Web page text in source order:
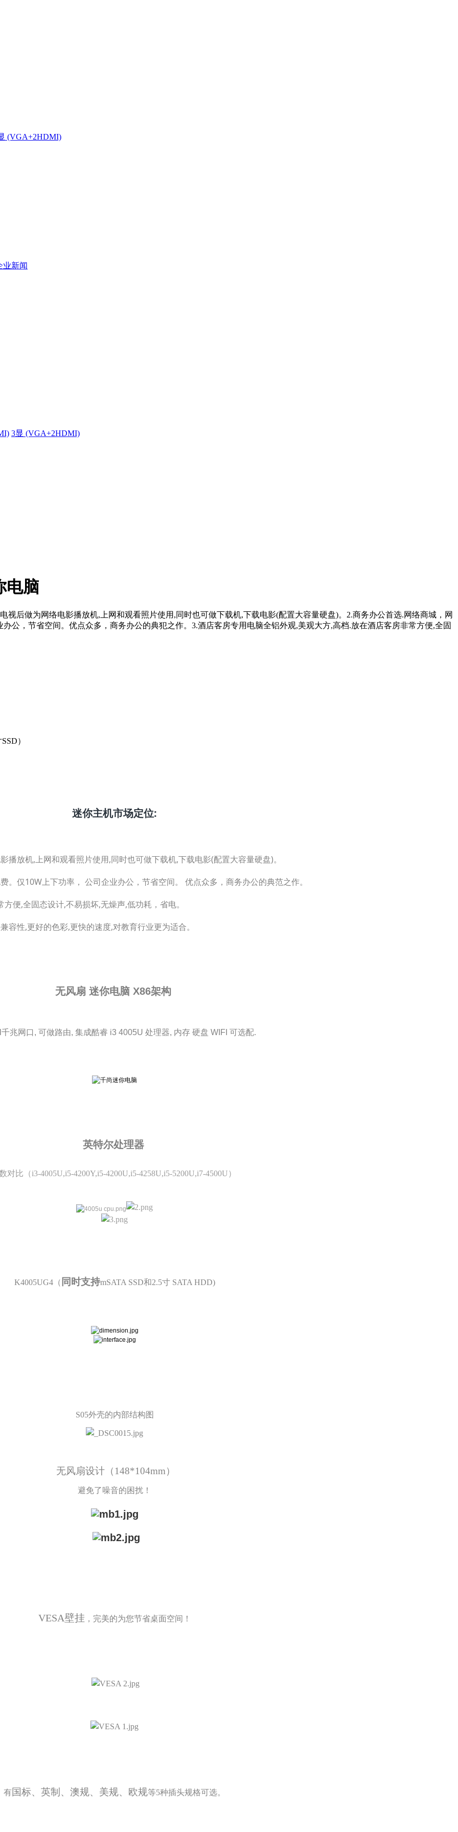
(VGA+2HDMI)
业新闻
3显 (VGA+2HDMI)
电脑
视后做为网络电影播放机,上网和观看照片使用,同时也可做下载机,下载电影(配置大容量硬盘)。2.商务办公首选.网络商城，网
公，节省空间。优点众多，商务办公的典犯之作。3.酒店客房专用电脑全铝外观,美观大方,高档.放在酒店客房非常方便,全固
）
迷你主机市场定位:
放机,上网和观看照片使用,同时也可做下载机,下载电影(配置大容量硬盘)。
。仅10W上下功率， 公司企业办公，节省空间。 优点众多，商务办公的典范之作。
便,全固态设计,不易损坏,无燥声,低功耗，省电。
性,更好的色彩,更快的速度,对教育行业更为适合。
无风扇 迷你电脑 X86架构
兆网口, 可做路由, 集成酷睿 i3 4005U 处理器, 内存 硬盘 WIFI 可选配.
英特尔处理器
对比（i3-4005U,i5-4200Y,i5-4200U,i5-4258U,i5-5200U,i7-4500U）
K4005UG4（ 同时支持mSATA SSD和2.5寸 SATA HDD)
S05外壳的内部结构图
无风扇设计（148*104mm）
避免了噪音的困扰！
VESA壁挂 ，完美的为您节省桌面空间！
有国标、英制、澳规、美规、欧规等5种插头规格可选。